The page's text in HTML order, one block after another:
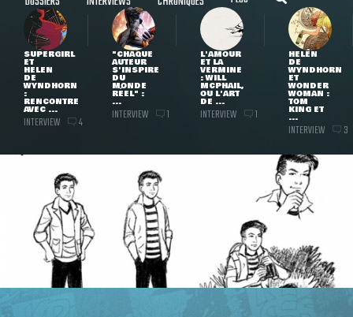
SUPERGIRL
ET
HELEN
DE
WYNDHORN
:
RENCONTRE
AVEC ...
INTERVIEW 4
"CHAQUE
AUTEUR
S'INSPIRE
DU
MONDE
RÉEL" :
...
INTERVIEW 1
L'AMOUR
ET LA
VERMINE
: WILL
MCPHAIL,
OU L'ART
DE ...
INTERVIEW 1
HELEN
DE
WYNDHORN
ET
WONDER
WOMAN :
TOM
KING ET
...
INTERVIEW 3